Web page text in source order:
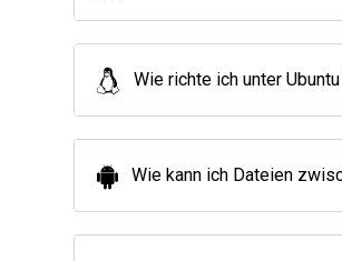
Wie richte ich unter
Wie kann ich Dateien